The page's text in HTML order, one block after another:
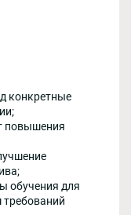
конкретные
повышения
обучения для
требований